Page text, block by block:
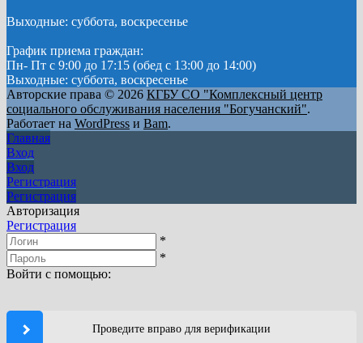
Выходные: суббота, воскресенье
График приема граждан:
Пн- Пт с 9:00 до 17:15 (обед с 13:00 до 14:00)
Выходные: суббота, воскресенье
Авторские права © 2026 КГБУ СО "Комплексный центр
социального обслуживания населения "Богучанский".
Работает на WordPress и Bam.
Главная
Вход
Вход
Регистрация
Регистрация
Авторизация
Регистрация
*
*
Войти с помощью:
Проведите вправо для верификации